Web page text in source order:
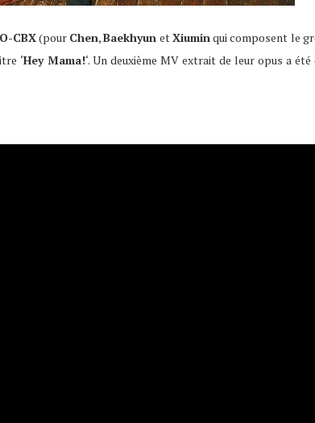
CBX(pour Chen,Baekhyun etXiuminqui composent le
‘Hey Mama!‘. Un deuxième MV extrait de leur opus a été